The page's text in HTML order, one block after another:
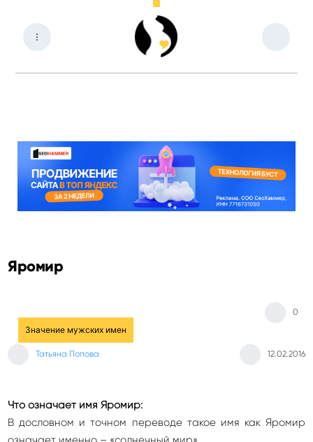
Яромир
Значение мужских имен
Татьяна Попова 12.02.2016
0
Что означает имя Яромир:
В дословном и точном переводе такое имя как Яромир